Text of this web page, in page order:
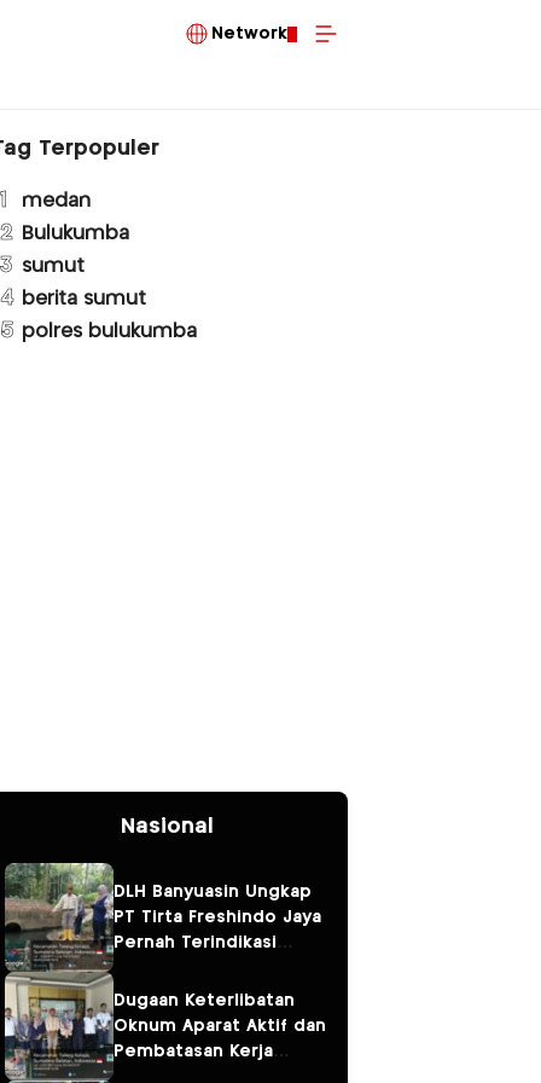
Network
Terpopuler
medan
Bulukumba
sumut
berita sumut
polres bulukumba
Nasional
DLH Banyuasin Ungkap
PT Tirta Freshindo Jaya
Pernah Terindikasi
Dugaan Limbah Kembali
Diselidiki
Dugaan Keterlibatan
Oknum Aparat Aktif dan
Pembatasan Kerja